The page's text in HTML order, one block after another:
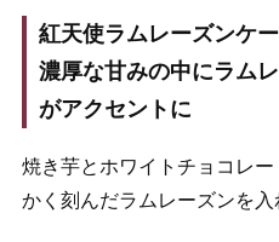
紅天使ラムレーズンケ
濃厚な甘みの中にラム
がアクセントに
焼き芋とホワイトチョコレ
かく刻んだラムレーズンを入